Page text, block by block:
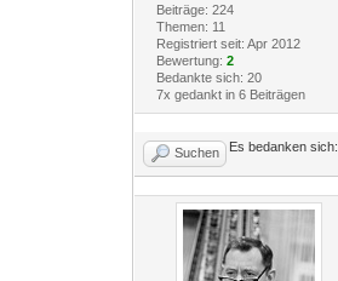
Beiträge: 224
Themen: 11
Registriert seit: Apr 2012
Bewertung: 2
Bedankte sich: 20
7x gedankt in 6 Beiträgen
Suchen Es bedanken sich: